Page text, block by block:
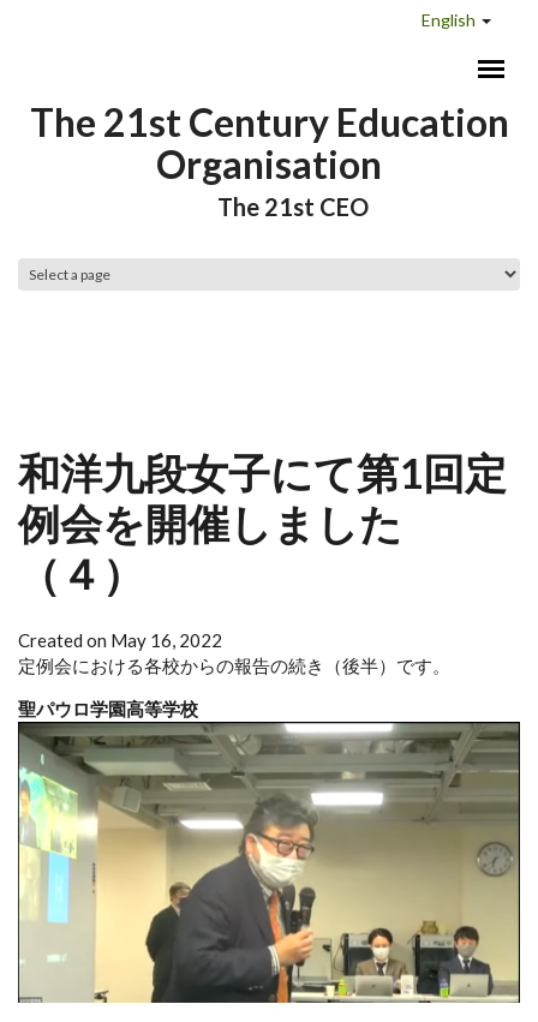
English
The 21st Century Education
Organisation
The 21st CEO
和洋九段女子にて第1回定
例会を開催しました
（４）
Created on May 16, 2022
定例会における各校からの報告の続き（後半）です。
聖パウロ学園高等学校